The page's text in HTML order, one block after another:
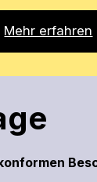
Mehr erfahren